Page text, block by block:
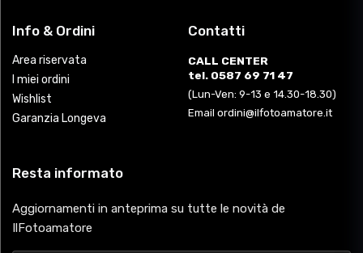
Info & Ordini
Area riservata
I miei ordini
Wishlist
Garanzia Longeva
Contatti
CALL CENTER
tel. 0587 69 71 47
(Lun-Ven: 9-13 e 14.30-18.30)
Email ordini@ilfotoamatore.it
Resta informato
Aggiornamenti in anteprima su tutte le novità de
IlFotoamatore